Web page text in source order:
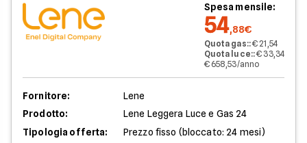
Spesa mensile:
54,88€
Quota gas::€ 21,54
Quota luce::€ 33,34
€ 658,53/anno
Fornitore:
Lene
Prodotto:
Lene Leggera Luce e Gas 24
Tipologia offerta:
Prezzo fisso (bloccato: 24 mesi)